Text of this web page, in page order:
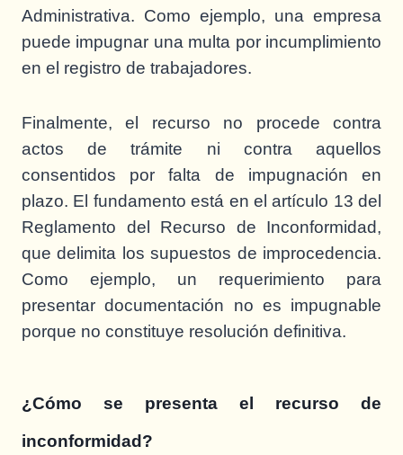
Administrativa. Como ejemplo, una empresa
puede impugnar una multa por incumplimiento
en el registro de trabajadores.
Finalmente, el recurso no procede contra
actos de trámite ni contra aquellos
consentidos por falta de impugnación en
plazo. El fundamento está en el artículo 13 del
Reglamento del Recurso de Inconformidad,
que delimita los supuestos de improcedencia.
Como ejemplo, un requerimiento para
presentar documentación no es impugnable
porque no constituye resolución definitiva.
¿Cómo se presenta el recurso de
inconformidad?